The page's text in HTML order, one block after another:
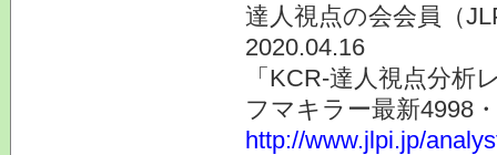
達人視点の会会員（
2020.04.16
「KCR-達人視点分析
フマキラー最新4998
http://www.jlpi.jp/